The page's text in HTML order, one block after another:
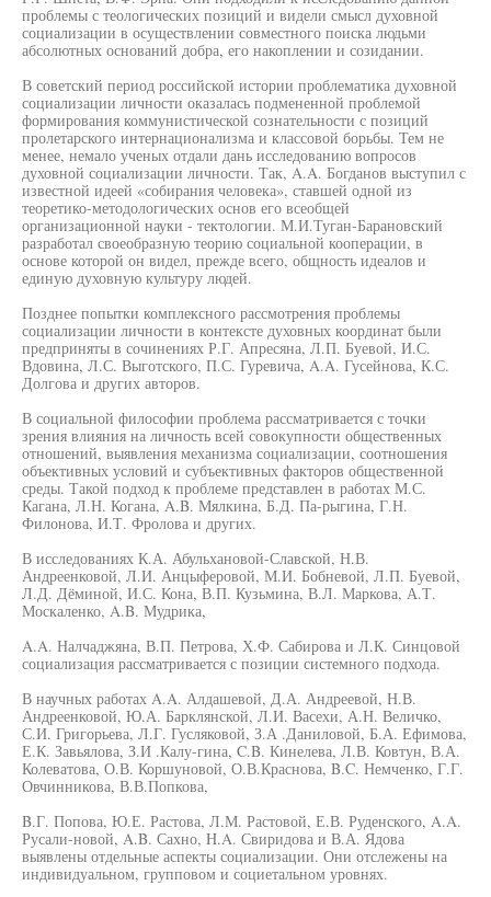
проблемы с теологических позиций и видели смысл духовной
социализации в осуществлении совместного поиска людьми
абсолютных оснований добра, его накоплении и созидании.
В советский период российской истории проблематика духовной
социализации личности оказалась подмененной проблемой
формирования коммунистической сознательности с позиций
пролетарского интернационализма и классовой борьбы. Тем не
менее, немало ученых отдали дань исследованию вопросов
духовной социализации личности. Так, A.A. Богданов выступил с
известной идеей «собирания человека», ставшей одной из
теоретико-методологических основ его всеобщей
организационной науки - тектологии. М.И.Туган-Барановский
разработал своеобразную теорию социальной кооперации, в
основе которой он видел, прежде всего, общность идеалов и
единую духовную культуру людей.
Позднее попытки комплексного рассмотрения проблемы
социализации личности в контексте духовных координат были
предприняты в сочинениях Р.Г. Апресяна, Л.П. Буевой, И.С.
Вдовина, Л.С. Выготского, П.С. Гуревича, A.A. Гусейнова, К.С.
Долгова и других авторов.
В социальной философии проблема рассматривается с точки
зрения влияния на личность всей совокупности общественных
отношений, выявления механизма социализации, соотношения
объективных условий и субъективных факторов общественной
среды. Такой подход к проблеме представлен в работах М.С.
Кагана, Л.Н. Когана, A.B. Мялкина, Б.Д. Па-рыгина, Г.Н.
Филонова, И.Т. Фролова и других.
В исследованиях К.А. Абульхановой-Славской, Н.В.
Андреенковой, Л.И. Анцыферовой, М.И. Бобневой, Л.П. Буевой,
Л.Д. Дёминой, И.С. Кона, В.П. Кузьмина, В.Л. Маркова, А.Т.
Москаленко, A.B. Мудрика,
A.A. Налчаджяна, В.П. Петрова, Х.Ф. Сабирова и Л.К. Синцовой
социализация рассматривается с позиции системного подхода.
В научных работах A.A. Алдашевой, Д.А. Андреевой, Н.В.
Андреенковой, Ю.А. Барклянской, Л.И. Васехи, А.Н. Величко,
С.И. Григорьева, Л.Г. Гусляковой, З.А .Даниловой, Б.А. Ефимова,
Е.К. Завьялова, З.И .Калу-гина, C.B. Кинелева, Л.В. Ковтун, В.А.
Колеватова, О.В. Коршуновой, О.В.Краснова, B.C. Немченко, Г.Г.
Овчинникова, В.В.Попкова,
B.Г. Попова, Ю.Е. Растова, Л.М. Растовой, Е.В. Руденского, A.A.
Русали-новой, A.B. Сахно, H.A. Свиридова и В.А. Ядова
выявлены отдельные аспекты социализации. Они отслежены на
индивидуальном, групповом и социетальном уровнях.